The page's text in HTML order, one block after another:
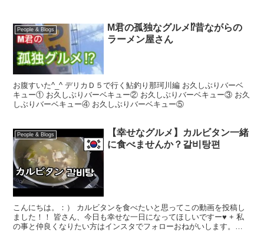
People & Blogs
M君の孤独なグルメ⁉︎昔ながらの
ラーメン屋さん
お腹すいた^_^ デリカＤ５で行く鮎釣り那珂川編 お久しぶりバーベ
キュー① お久しぶりバーベキュー② お久しぶりバーベキュー③ お久
しぶりバーベキュー④ お久しぶりバーベキュー⑤
People & Blogs
【幸せなグルメ】カルビタン一緒
に食べませんか？갈비탕편
こんにちは。：） カルビタンを食べたいと思ってこの動画を投稿し
ました！！ 皆さん、今日も幸せな一日になってほしいですー♥ + 私
の事と仲良くなりたい方はインスタでフォローおねがいします。